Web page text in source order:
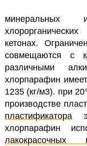
хлорорганических
кетонах.
совмещаются с
различными
хлорпарафин
1235 (кг/м3). при
производстве
пластификатора
хлорпарафин
лакокрасочных